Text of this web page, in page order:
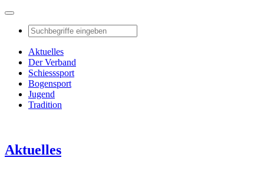
Aktuelles
Der Verband
Schiesssport
Bogensport
Jugend
Tradition
Aktuelles